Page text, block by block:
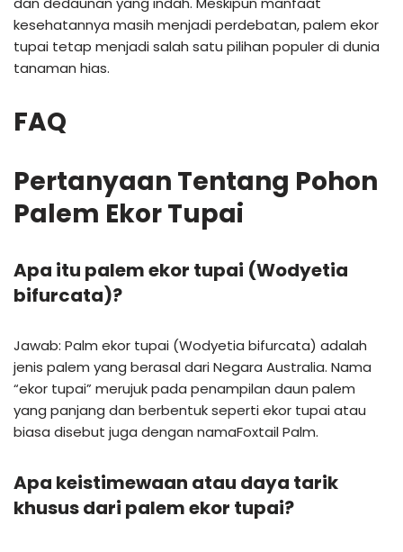
kesehatannya masih menjadi perdebatan, palem ekor
tupai tetap menjadi salah satu pilihan populer di dunia
tanaman hias.
FAQ
Pertanyaan Tentang Pohon
Palem Ekor Tupai
Apa itu palem ekor tupai (Wodyetia
bifurcata)?
Jawab: Palm ekor tupai (Wodyetia bifurcata) adalah
jenis palem yang berasal dari Negara Australia. Nama
“ekor tupai” merujuk pada penampilan daun palem
yang panjang dan berbentuk seperti ekor tupai atau
biasa disebut juga dengan namaFoxtail Palm.
Apa keistimewaan atau daya tarik
khusus dari palem ekor tupai?